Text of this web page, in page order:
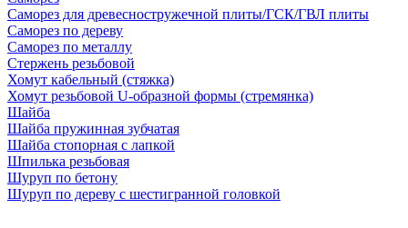
Саморез для древесностружечной плиты/ГСК/ГВЛ плиты
Саморез по дереву
Саморез по металлу
Стержень резьбовой
Хомут кабельный (стяжка)
Хомут резьбовой U-образной формы (стремянка)
Шайба
Шайба пружинная зубчатая
Шайба стопорная с лапкой
Шпилька резьбовая
Шуруп по бетону
Шуруп по дереву с шестигранной головкой